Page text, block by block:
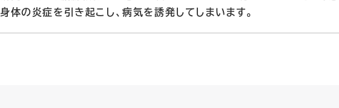
身体の炎症を引き起こし、病気を誘発してしまいます。